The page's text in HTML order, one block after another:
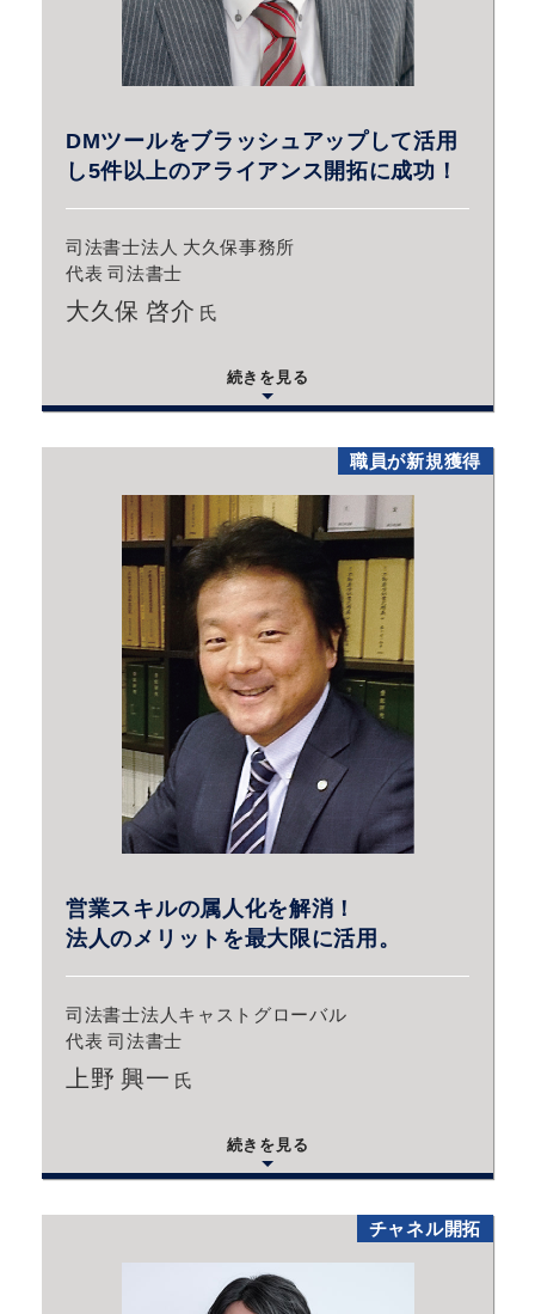
DMツールをブラッシュアップして活用
し5件以上のアライアンス開拓に成功！
司法書士法人 大久保事務所
代表 司法書士
大久保 啓介 氏
続きを見る
職員が新規獲得
営業スキルの属人化を解消！
法人のメリットを最大限に活用。
司法書士法人キャストグローバル
代表 司法書士
上野 興一 氏
続きを見る
チャネル開拓